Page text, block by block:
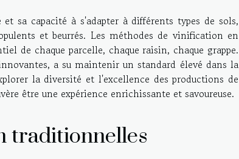
sa capacité à s'adapter à différents types de sols,
et beurrés. Les méthodes de vinification en
de chaque parcelle, chaque raisin, chaque grappe.
a su maintenir un standard élevé dans la
la diversité et l'excellence des productions de
être une expérience enrichissante et savoureuse.
traditionnelles